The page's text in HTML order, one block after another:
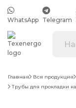
WhatsApp Telegram
Главная Вся продукция
Трубы для прокладки